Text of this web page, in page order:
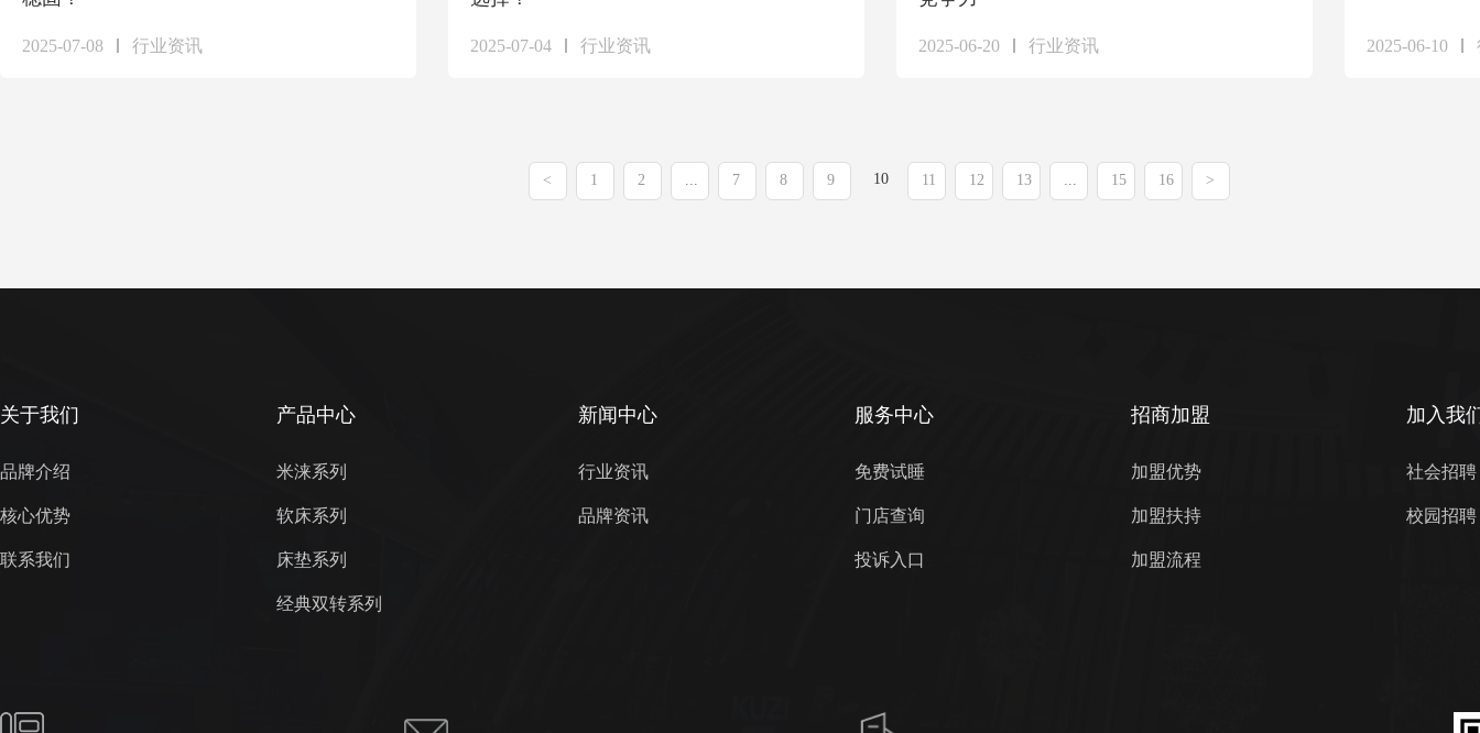
2025-07-08 行业资讯 2025-07-04 行业资讯 2025-06-20 行业资讯 2025-06-10
< 1 2 ... 7 8 9 10 11 12 13 ... 15 16 >
关于我们
品牌介绍
核心优势
联系我们
产品中心
米涞系列
软床系列
床垫系列
经典双转系列
新闻中心
行业资讯
品牌资讯
服务中心
免费试睡
门店查询
投诉入口
招商加盟
加盟优势
加盟扶持
加盟流程
加入我
社会招聘
校园招聘